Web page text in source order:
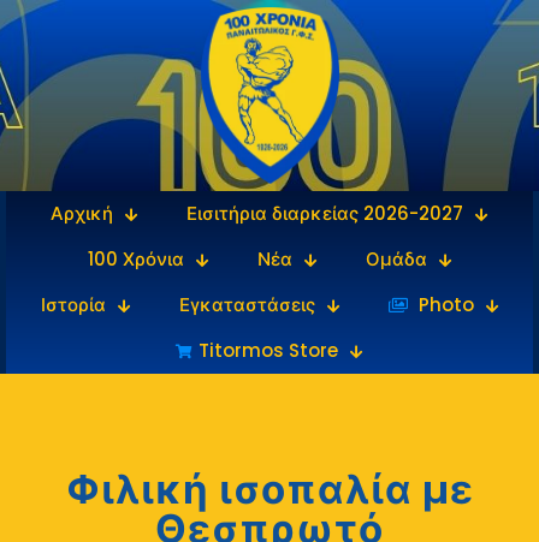
Αρχική
Εισιτήρια διαρκείας 2026-2027
100 Χρόνια
Νέα
Ομάδα
Ιστορία
Εγκαταστάσεις
‎‏‏‎ ‎Photo
Titormos Store
Φιλική ισοπαλία με
Θεσπρωτό